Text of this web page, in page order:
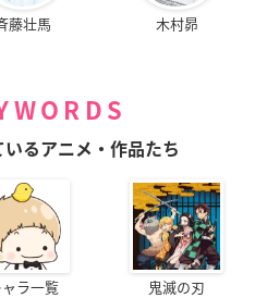
藤壮馬 木村昴
るアニメ・作品たち
ラ一覧 鬼滅の刃